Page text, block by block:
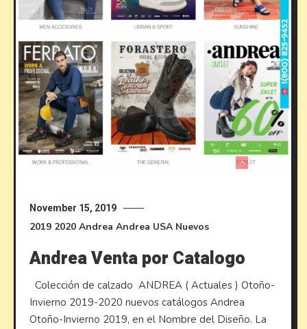
November 15, 2019
2019 2020 Andrea Andrea USA Nuevos
Andrea Venta por Catalogo
Colección de calzado ANDREA ( Actuales ) Otoño-
Invierno 2019-2020 nuevos catálogos Andrea
Otoño-Invierno 2019, en el Nombre del Diseño. La